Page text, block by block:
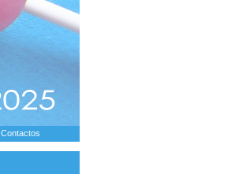
Contactos